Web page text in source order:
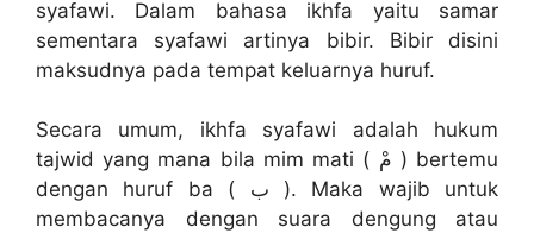
syafawi. Dalam bahasa ikhfa yaitu samar
sementara syafawi artinya bibir. Bibir disini
maksudnya pada tempat keluarnya huruf.
Secara umum, ikhfa syafawi adalah hukum
tajwid yang mana bila mim mati ( مْ ) bertemu
dengan huruf ba ( ب ). Maka wajib untuk
membacanya dengan suara dengung atau